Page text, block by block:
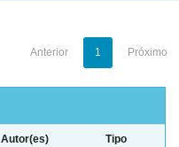
Anterior 1 Próximo
Autor(es) Tipo